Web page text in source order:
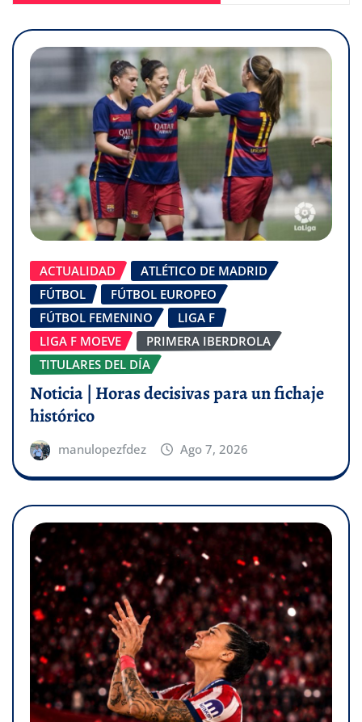
ACTUALIDAD
ATLÉTICO DE MADRID
FÚTBOL
FÚTBOL EUROPEO
FÚTBOL FEMENINO
LIGA F
LIGA F MOEVE
PRIMERA IBERDROLA
TITULARES DEL DÍA
Noticia | Horas decisivas para un fichaje
histórico
manulopezfdez Ago 7, 2026